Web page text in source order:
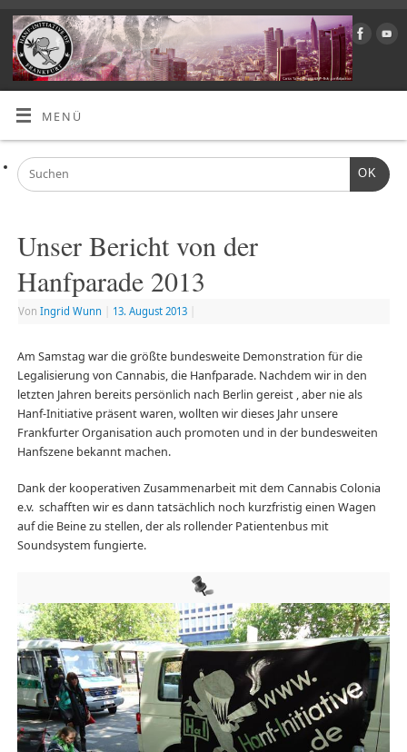
MENÜ
OK
Unser Bericht von der
Hanfparade 2013
Von Ingrid Wunn 13. August 2013
Am Samstag war die größte bundesweite Demonstration für die
Legalisierung von Cannabis, die Hanfparade. Nachdem wir in den
letzten Jahren bereits persönlich nach Berlin gereist , aber nie als
Hanf-Initiative präsent waren, wollten wir dieses Jahr unsere
Frankfurter Organisation auch promoten und in der bundesweiten
Hanfszene bekannt machen.
Dank der kooperativen Zusammenarbeit mit dem Cannabis Colonia
e.v. schafften wir es dann tatsächlich noch kurzfristig einen Wagen
auf die Beine zu stellen, der als rollender Patientenbus mit
Soundsystem fungierte.